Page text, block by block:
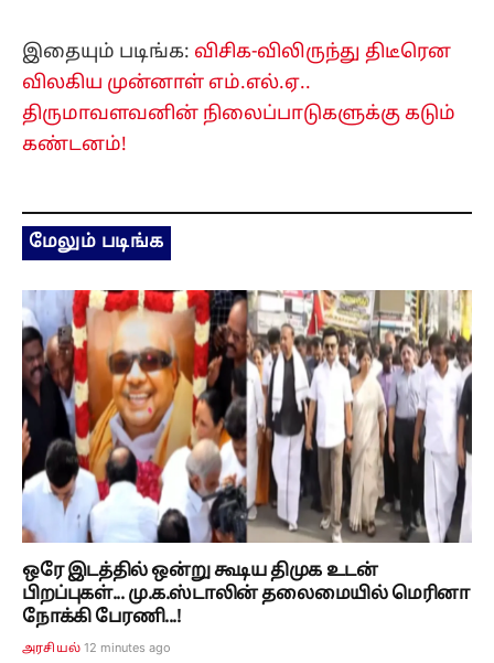
இதையும் படிங்க: விசிக-விலிருந்து திடீரென
விலகிய முன்னாள் எம்.எல்.ஏ..
திருமாவளவனின் நிலைப்பாடுகளுக்கு கடும்
கண்டனம்!
மேலும் படிங்க
ஒரே இடத்தில் ஒன்று கூடிய திமுக உடன்
பிறப்புகள்... மு.க.ஸ்டாலின் தலைமையில் மெரினா
நோக்கி பேரணி...!
அரசியல் 12 minutes ago